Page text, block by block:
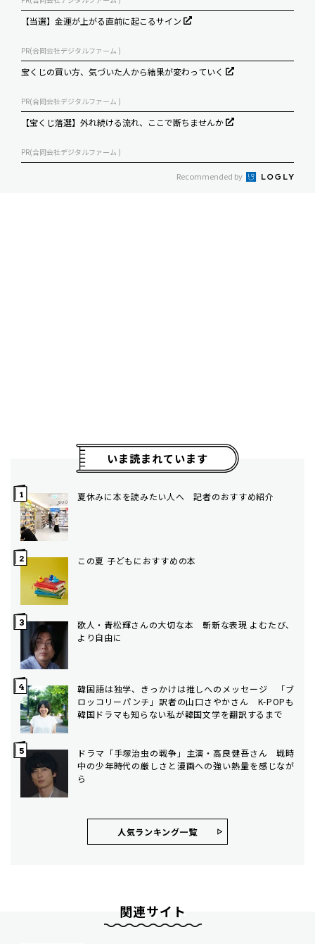
【当選】金運が上がる直前に起こるサイン
PR(合同会社デジタルファーム )
宝くじの買い方、気づいた人から結果が変わっていく
PR(合同会社デジタルファーム )
【宝くじ落選】外れ続ける流れ、ここで断ちませんか
PR(合同会社デジタルファーム )
Recommended by
いま読まれています
夏休みに本を読みたい人へ 記者のおすすめ紹介
この夏 子どもにおすすめの本
歌人・青松輝さんの大切な本 斬新な表現 よむたび、
より自由に
韓国語は独学、きっかけは推しへのメッセージ 「ブ
ロッコリーパンチ」訳者の山口さやかさん K-POPも
韓国ドラマも知らない私が韓国文学を翻訳するまで
ドラマ「手塚治虫の戦争」主演・高良健吾さん 戦時
中の少年時代の厳しさと漫画への強い熱量を感じなが
ら
人気ランキング⼀覧
関連サイト